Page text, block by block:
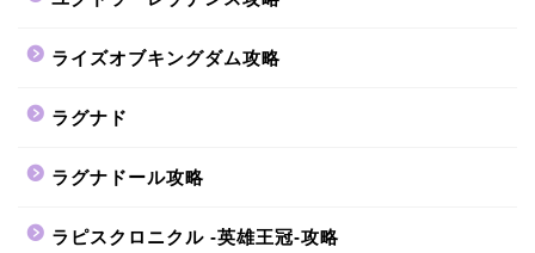
ライズオブキングダム攻略
ラグナド
ラグナドール攻略
ラピスクロニクル -英雄王冠-攻略